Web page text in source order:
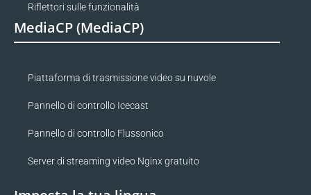
Riflettori sulle funzionalità
MediaCP (MediaCP)
Piattaforma di trasmissione video su nuvole
Pannello di controllo Icecast
Pannello di controllo Flussonico
Server di streaming video Nginx gratuito